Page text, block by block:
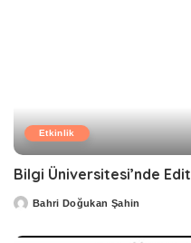
Etkinlik
Bilgi Üniversitesi’nde
PostedBahri Doğukan Şahin